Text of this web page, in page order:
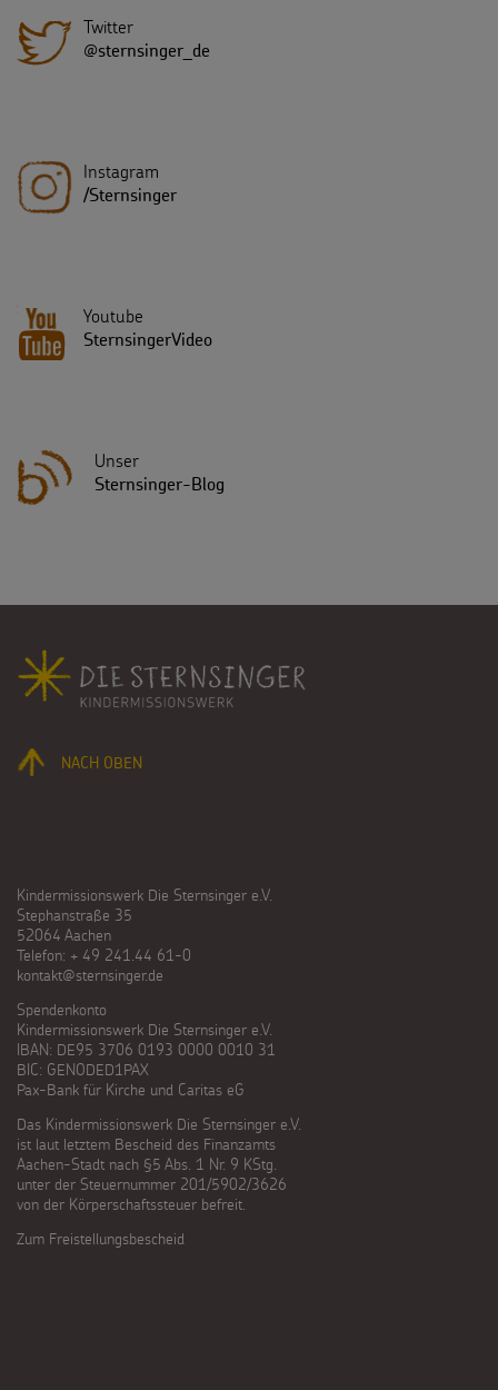
Twitter
@sternsinger_de
Instagram
/Sternsinger
Youtube
SternsingerVideo
Unser
Sternsinger-Blog
Fußbereich
NACH OBEN
Kindermissionswerk Die Sternsinger e.V.
Stephanstraße 35
52064 Aachen
Telefon: + 49 241.44 61-0
kontakt@sternsinger.de
Spendenkonto
Kindermissionswerk Die Sternsinger e.V.
IBAN: DE95 3706 0193 0000 0010 31
BIC: GENODED1PAX
Pax-Bank für Kirche und Caritas eG
Das Kindermissionswerk Die Sternsinger e.V.
ist laut letztem Bescheid des Finanzamts
Aachen-Stadt nach §5 Abs. 1 Nr. 9 KStg.
unter der Steuernummer 201/5902/3626
von der Körperschaftssteuer befreit.
Zum Freistellungsbescheid